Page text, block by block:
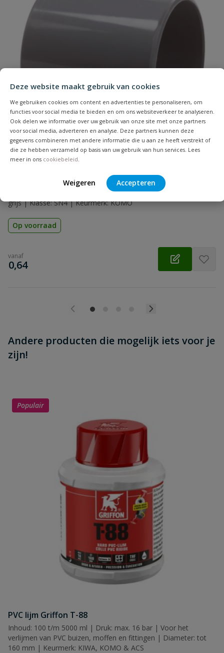
Deze website maakt gebruik van cookies
We gebruiken cookies om content en advertenties te personaliseren, om
functies voor social media te bieden en om ons websiteverkeer te analyseren.
Ook delen we informatie over uw gebruik van onze site met onze partners
voor social media, adverteren en analyse. Deze partners kunnen deze
gegevens combineren met andere informatie die u aan ze heeft verstrekt of
die ze hebben verzameld op basis van uw gebruik van hun services. Lees
meer in ons cookiebeleid.
Weigeren Accepteren
Samenvatting
Beoordeling
Beoordeling versturen
Aansluiting: inwendig lijm | Diameter: 32 t/m 315 mm | Kleur:
grijs | Klasse: SN4 | Keurmerk: KOMO
Op voorraad
vanaf
€
0,64
Andere producten die mogelijk iets voor je
zijn!
Populair
PVC lijm Griffon T-88
Inhoud: 100 t/m 5000 ml | Druk: max. 16 bar | Voor het
verlijmen van PVC buizen, moffen en fittingen | Diameter: tot
160 mm | Keurmerk: KIWA, KOMO & ACS